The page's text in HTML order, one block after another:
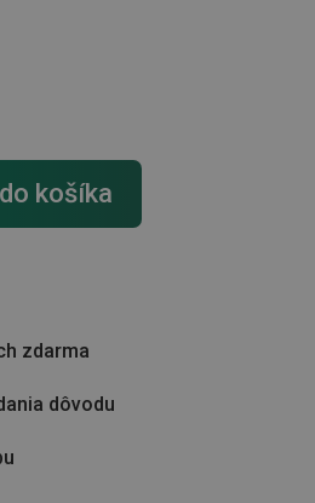
košíka
zdarma
dôvodu